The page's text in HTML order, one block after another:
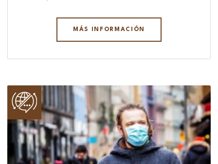
MÁS INFORMACIÓN